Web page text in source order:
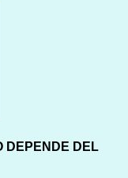
DEPENDE DEL